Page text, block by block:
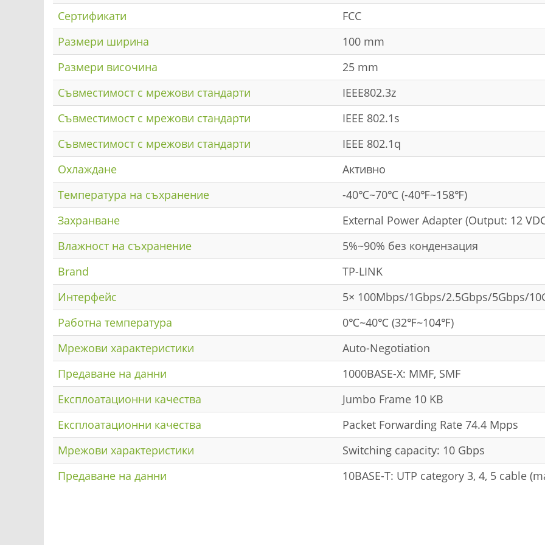
Сертификати
FCC
Размери ширина
100 mm
Размери височина
25 mm
Съвместимост с мрежови стандарти
IEEE802.3z
Съвместимост с мрежови стандарти
IEEE 802.1s
Съвместимост с мрежови стандарти
IEEE 802.1q
Охлаждане
Активно
Температура на съхранение
-40℃~70℃ (-40℉~158℉)
Захранване
External Power Adapter (Output: 12
Влажност на съхранение
5%~90% без кондензация
Brand
TP-LINK
Интерфейс
5× 100Mbps/1Gbps/2.5Gbps/5Gbps/
Работна температура
0℃~40℃ (32℉~104℉)
Мрежови характеристики
Auto-Negotiation
Предаване на данни
1000BASE-X: MMF, SMF
Експлоатационни качества
Jumbo Frame 10 KB
Експлоатационни качества
Packet Forwarding Rate 74.4 Mpps
Мрежови характеристики
Switching capacity: 10 Gbps
Предаване на данни
10BASE-T: UTP category 3, 4, 5 cable